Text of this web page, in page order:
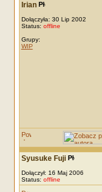
Irian
Dołączyła: 30 Lip 2002
Status: offline
Grupy:
WIP
Syusuke Fuji
Dołączył: 16 Maj 2006
Status: offline